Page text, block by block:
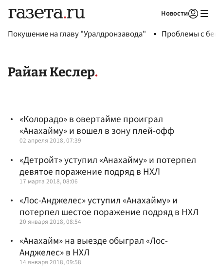
Новости
Покушение на главу "Уралдронзавода" Проблемы с
Райан Кеслер
«Колорадо» в овертайме проиграл
«Анахайму» и вошел в зону плей-офф
02 апреля 2018, 07:39
«Детройт» уступил «Анахайму» и потерпел
девятое поражение подряд в НХЛ
17 марта 2018, 08:06
«Лос-Анджелес» уступил «Анахайму» и
потерпел шестое поражение подряд в НХЛ
20 января 2018, 08:54
«Анахайм» на выезде обыграл «Лос-
Анджелес» в НХЛ
14 января 2018, 09:58